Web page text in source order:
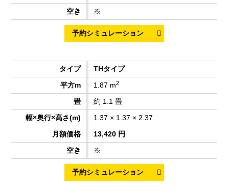
※
THタイプ
1.87 m2
約 1.1 畳
1.37 × 1.37 × 2.37
13,420 円
※